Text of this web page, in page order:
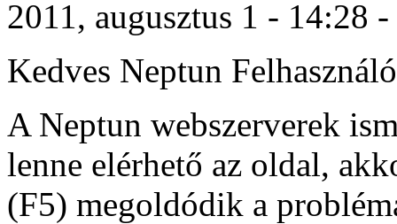
2011, augusztus 1 - 14:28
Kedves Neptun
A Neptun webszerverek
lenne elérhető az oldal,
(F5) megoldódik a